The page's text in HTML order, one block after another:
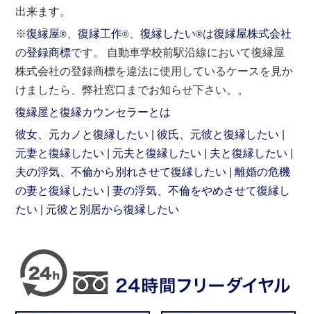
出来ます。
※復縁屋® 、復縁工作® 、復縁したい®は復縁屋株式会社
の登録商標です。 自動車学校前駅沿線において復縁屋
株式会社の登録商標を違法に使用しているケースを見か
けましたら、弊社窓口までお知らせ下さい。。
復縁屋と復縁カウンセラーとは
彼女、元カノと復縁したい
彼氏、元彼と復縁したい
元妻と復縁したい
元夫と復縁したい
夫と復縁したい
夫の浮気、不倫から別れさせて復縁したい
離婚の危機
の妻と復縁したい
妻の浮気、不倫をやめさせて復縁し
たい
元彼と別居から復縁したい